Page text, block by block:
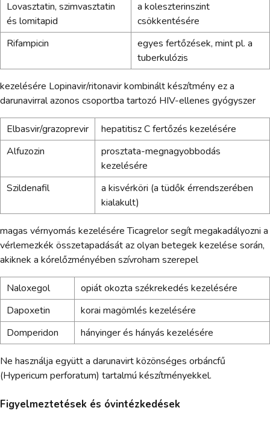
Lovasztatin, szimvasztatin
és lomitapid
a koleszterinszint
csökkentésére
Rifampicin
egyes fertőzések, mint pl. a
tuberkulózis
kezelésére Lopinavir/ritonavir kombinált készítmény ez a
darunavirral azonos csoportba tartozó HIV-ellenes gyógyszer
Elbasvir/grazoprevir
hepatitisz C fertőzés kezelésére
Alfuzozin
prosztata-megnagyobbodás
kezelésére
Szildenafil
a kisvérköri (a tüdők érrendszerében
kialakult)
magas vérnyomás kezelésére Ticagrelor segít megakadályozni a
vérlemezkék összetapadását az olyan betegek kezelése során,
akiknek a kórelőzményében szívroham szerepel
Naloxegol
opiát okozta székrekedés kezelésére
Dapoxetin
korai magömlés kezelésére
Domperidon
hányinger és hányás kezelésére
Ne használja együtt a darunavirt közönséges orbáncfű
(Hypericum perforatum) tartalmú készítményekkel.
Figyelmeztetések és óvintézkedések